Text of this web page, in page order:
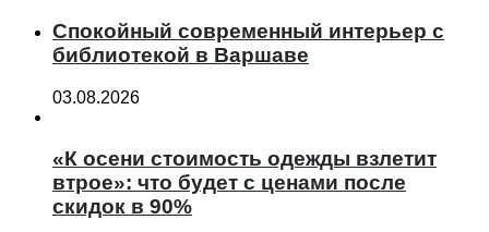
Спокойный современный интерьер с
библиотекой в Варшаве
03.08.2026
«К осени стоимость одежды взлетит
втрое»: что будет с ценами после
скидок в 90%